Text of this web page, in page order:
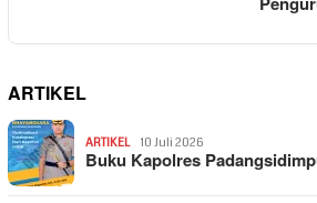
ARTIKEL
ARTIKEL 10 Juli 2026
Buku Kapolres